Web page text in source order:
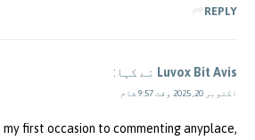
REPLY
Luvox Bit Avis نے کہا:
اکتوبر 20, 2025 وقت 9:57 شام
my first occasion to commenting anyplace,